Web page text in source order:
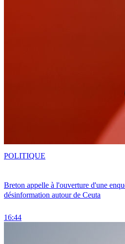
Breton appelle à l'ouverture d'une
désinformation autour de Ceuta
16:44
POLITIQUE